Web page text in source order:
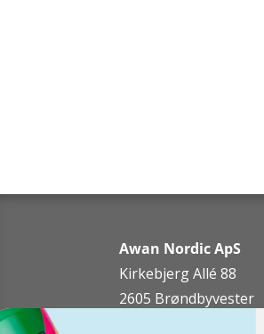
Awan Nordic ApS
Kirkebjerg Allé 88
2605 Brøndbyvester